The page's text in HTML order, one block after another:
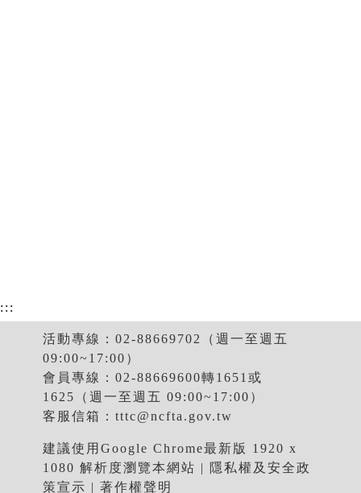
:::
活動專線：02-88669702（週一至週五
09:00~17:00）
會員專線：02-88669600轉1651或
1625（週一至週五 09:00~17:00）
客服信箱： tttc@ncfta.gov.tw
建議使用Google Chrome最新版 1920 x
1080 解析度瀏覽本網站 |
隱私權及安全政
策宣示 | 著作權聲明